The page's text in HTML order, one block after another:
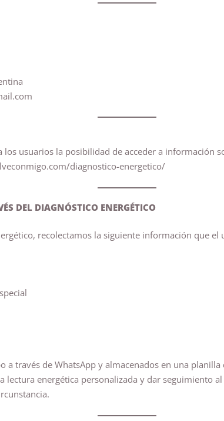
los usuarios la posibilidad de acceder a información
diagnostico-energetico/
DEL DIAGNÓSTICO ENERGÉTICO
recolectamos la siguiente información que
a través de WhatsApp y almacenados en una
energética personalizada y dar seguimiento